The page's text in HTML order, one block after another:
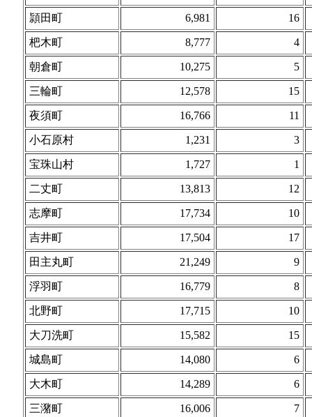
頴田町 6,981 16
杷木町 8,777 4
朝倉町 10,275 5
三輪町 12,578 15
夜須町 16,766 11
小石原村 1,231 3
宝珠山村 1,727 1
二丈町 13,813 12
志摩町 17,734 10
吉井町 17,504 17
田主丸町 21,249 9
浮羽町 16,779 8
北野町 17,715 10
大刀洗町 15,582 15
城島町 14,080 6
大木町 14,289 6
三潴町 16,006 7